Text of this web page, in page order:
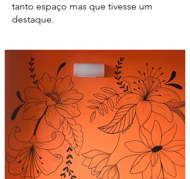
tanto espaço mas que tivesse um
destaque.